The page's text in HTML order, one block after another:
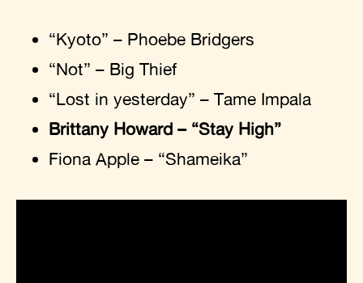
“Kyoto” – Phoebe Bridgers
“Not” – Big Thief
“Lost in yesterday” – Tame Impala
Brittany Howard – “Stay High”
Fiona Apple – “Shameika”